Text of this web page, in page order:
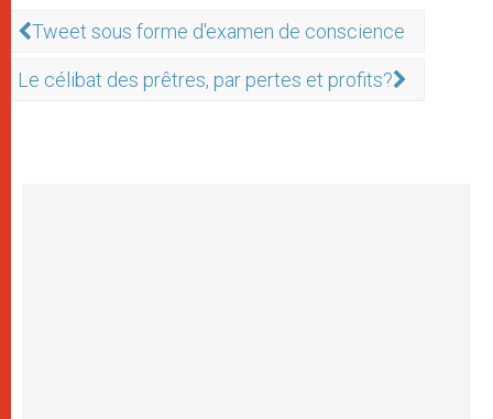
Tweet sous forme d'examen de conscience
Le célibat des prêtres, par pertes et profits?